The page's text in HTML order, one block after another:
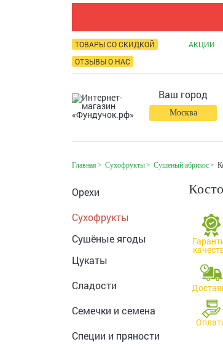
ТОВАРЫ СО СКИДКОЙ АКЦИИ
ОТЗЫВЫ О НАС
Ваш город
Москва
Главная Сухофрукты Сушеный абрикос
Орехи
Сухофрукты
Сушёные ягоды
Цукаты
Сладости
Семечки и семена
Специи и пряности